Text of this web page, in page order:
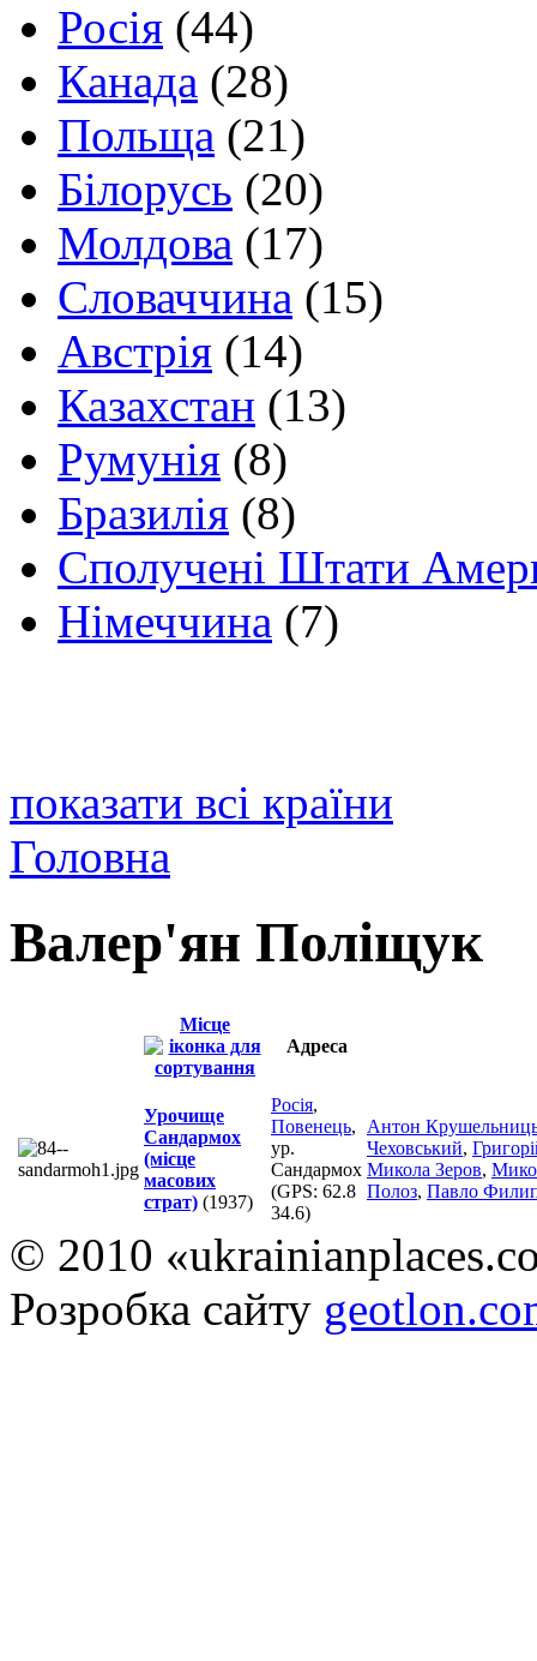
Росія (44)
Канада (28)
Польща (21)
Білорусь (20)
Молдова (17)
Словаччина (15)
Австрія (14)
Казахстан (13)
Румунія (8)
Бразилія (8)
Сполучені Штати
Німеччина (7)
показати всі країни
Головна
Валер'ян Поліщук
Місце
Адреса
Урочище
Сандармох
(місце
масових
страт) (1937)
Росія,
Повенець,
ур.
Сандармох
(GPS: 62.8
34.6)
Антон
Чеховський,
Микола Зеров,
Полоз, Павло
© 2010
Розробка сайту